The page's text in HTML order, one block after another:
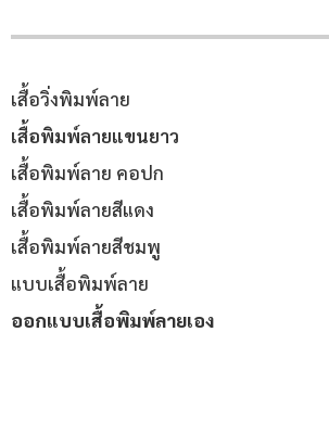
เสื้อวิ่งพิมพ์ลาย
เสื้อพิมพ์ลายแขนยาว
เสื้อพิมพ์ลาย คอปก
เสื้อพิมพ์ลายสีแดง
เสื้อพิมพ์ลายสีชมพู
แบบเสื้อพิมพ์ลาย
ออกแบบเสื้อพิมพ์ลายเอง